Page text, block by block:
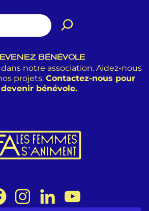
BÉNÉVOLE
notre association. Aidez-nous
projets. Contactez-nous pour
devenir bénévole.